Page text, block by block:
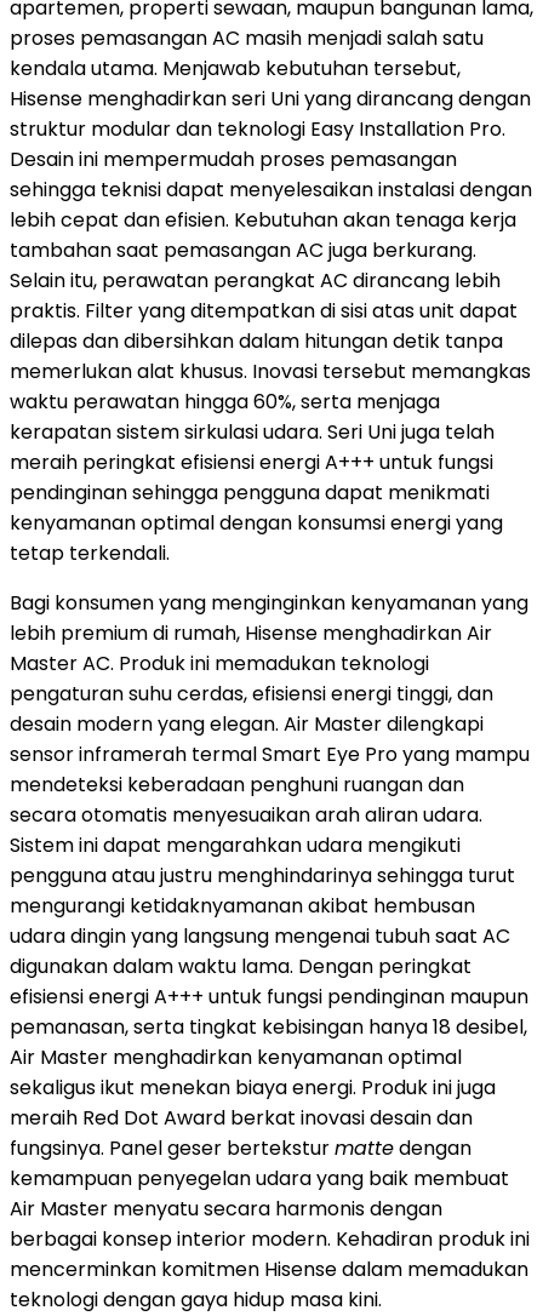
apartemen, properti sewaan, maupun bangunan lama,
proses pemasangan AC masih menjadi salah satu
kendala utama. Menjawab kebutuhan tersebut,
Hisense menghadirkan seri Uni yang dirancang dengan
struktur modular dan teknologi Easy Installation Pro.
Desain ini mempermudah proses pemasangan
sehingga teknisi dapat menyelesaikan instalasi dengan
lebih cepat dan efisien. Kebutuhan akan tenaga kerja
tambahan saat pemasangan AC juga berkurang.
Selain itu, perawatan perangkat AC dirancang lebih
praktis. Filter yang ditempatkan di sisi atas unit dapat
dilepas dan dibersihkan dalam hitungan detik tanpa
memerlukan alat khusus. Inovasi tersebut memangkas
waktu perawatan hingga 60%, serta menjaga
kerapatan sistem sirkulasi udara. Seri Uni juga telah
meraih peringkat efisiensi energi A+++ untuk fungsi
pendinginan sehingga pengguna dapat menikmati
kenyamanan optimal dengan konsumsi energi yang
tetap terkendali.
Bagi konsumen yang menginginkan kenyamanan yang
lebih premium di rumah, Hisense menghadirkan Air
Master AC. Produk ini memadukan teknologi
pengaturan suhu cerdas, efisiensi energi tinggi, dan
desain modern yang elegan. Air Master dilengkapi
sensor inframerah termal Smart Eye Pro yang mampu
mendeteksi keberadaan penghuni ruangan dan
secara otomatis menyesuaikan arah aliran udara.
Sistem ini dapat mengarahkan udara mengikuti
pengguna atau justru menghindarinya sehingga turut
mengurangi ketidaknyamanan akibat hembusan
udara dingin yang langsung mengenai tubuh saat AC
digunakan dalam waktu lama. Dengan peringkat
efisiensi energi A+++ untuk fungsi pendinginan maupun
pemanasan, serta tingkat kebisingan hanya 18 desibel,
Air Master menghadirkan kenyamanan optimal
sekaligus ikut menekan biaya energi. Produk ini juga
meraih Red Dot Award berkat inovasi desain dan
fungsinya. Panel geser berteksturmattedengan
kemampuan penyegelan udara yang baik membuat
Air Master menyatu secara harmonis dengan
berbagai konsep interior modern. Kehadiran produk ini
mencerminkan komitmen Hisense dalam memadukan
teknologi dengan gaya hidup masa kini.